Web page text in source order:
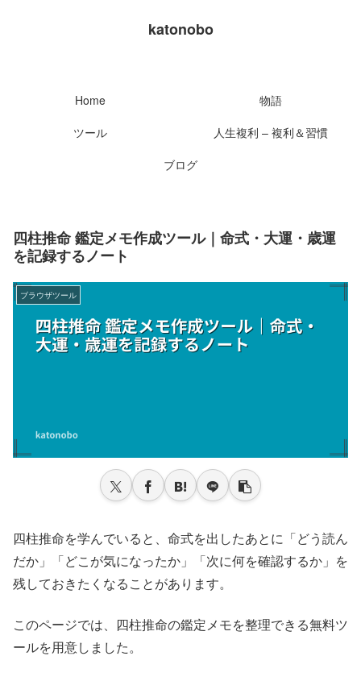
katonobo
Home
物語
ツール
人生複利 – 複利＆習慣
ブログ
四柱推命 鑑定メモ作成ツール｜命式・大運・歳運
を記録するノート
ブラウザツール
四柱推命を学んでいると、命式を出したあとに「どう読ん
だか」「どこが気になったか」「次に何を確認するか」を
残しておきたくなることがあります。
このページでは、四柱推命の鑑定メモを整理できる無料ツ
ールを用意しました。